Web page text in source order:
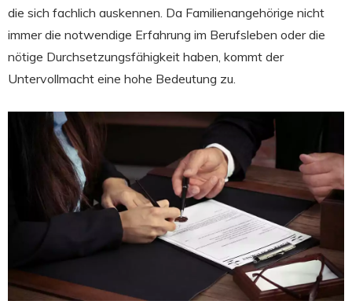
die sich fachlich auskennen. Da Familienangehörige nicht
immer die notwendige Erfahrung im Berufsleben oder die
nötige Durchsetzungsfähigkeit haben, kommt der
Untervollmacht eine hohe Bedeutung zu.